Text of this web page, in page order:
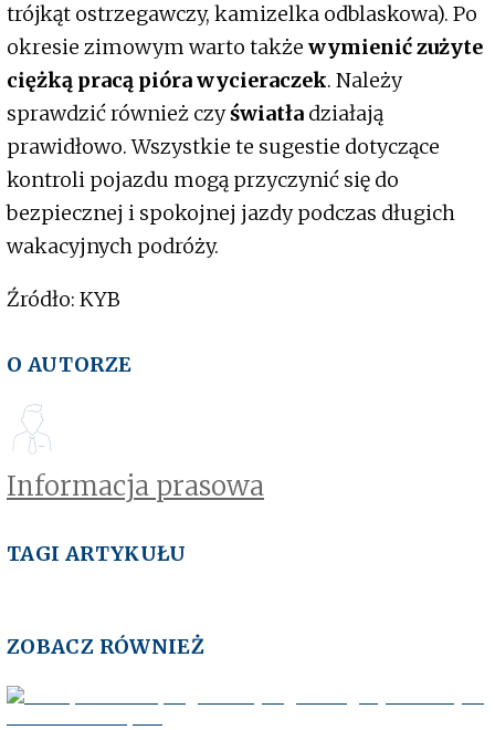
trójkąt ostrzegawczy, kamizelka odblaskowa). Po
okresie zimowym warto także wymienić zużyte
ciężką pracą pióra wycieraczek. Należy
sprawdzić również czyświatła działają
prawidłowo. Wszystkie te sugestie dotyczące
kontroli pojazdu mogą przyczynić się do
bezpiecznej i spokojnej jazdy podczas długich
wakacyjnych podróży.
Źródło: KYB
O AUTORZE
Informacja prasowa
TAGI ARTYKUŁU
ZOBACZ RÓWNIEŻ